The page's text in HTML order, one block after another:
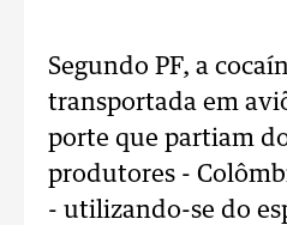
Segundo PF, a
transportada em
porte que partiam
produtores -
- utilizando-se do